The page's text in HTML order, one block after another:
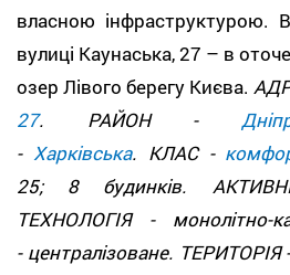
власною інфраструктурою.
вулиці Каунаська, 27 – в
озер Лівого берегу Києва.
27. РАЙОН -
- Харківська. КЛАС -
25; 8 будинків.
ТЕХНОЛОГІЯ - монолітно-
- централізоване.